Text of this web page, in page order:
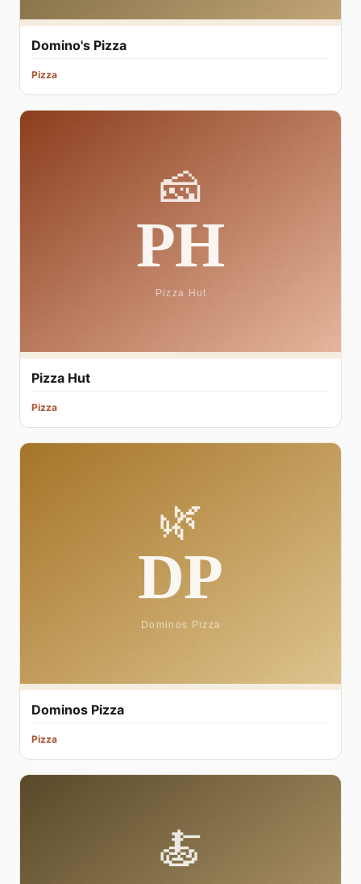
Domino's Pizza
Pizza
Pizza Hut
Pizza
Dominos Pizza
Pizza